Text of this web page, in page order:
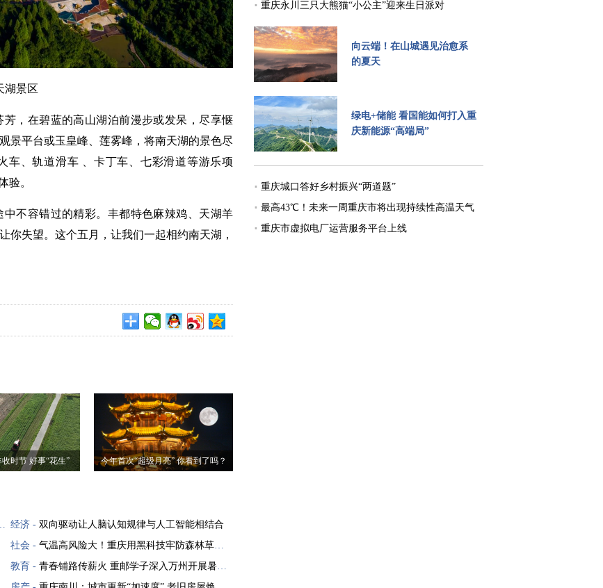
湖景区
，在碧蓝的高山湖泊前漫步或发呆，尽享惬
景平台或玉皇峰、莲雾峰，将南天湖的景色尽
车、轨道滑车 、卡丁车、七彩滑道等游乐项
验。
不容错过的精彩。丰都特色麻辣鸡、天湖羊
你失望。这个五月，让我们一起相约南天湖，